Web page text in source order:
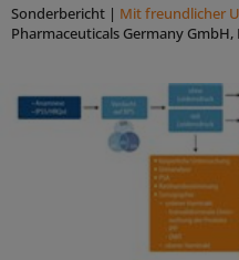
Sonderbericht | Mit freundlicher
Pharmaceuticals Germany